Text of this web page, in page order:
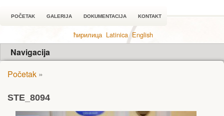
POČETAK GALERIJA DOKUMENTACIJA KONTAKT
ћирилица Latinica English
Navigacija
Početak »
STE_8094